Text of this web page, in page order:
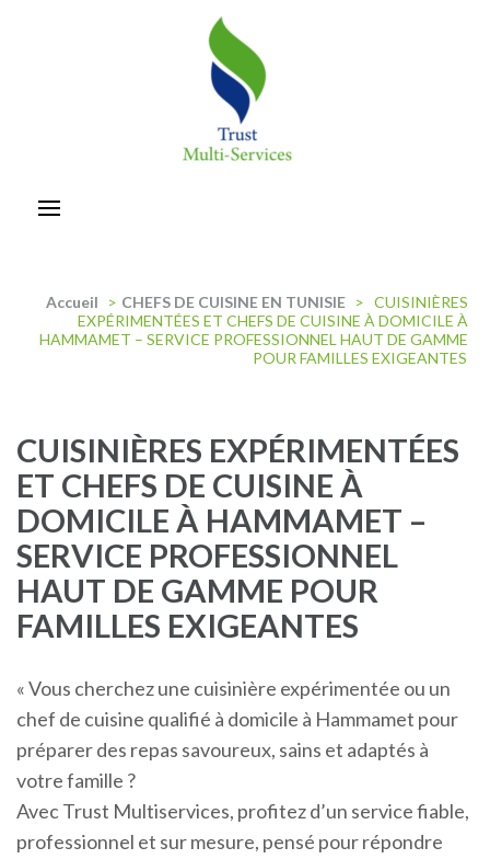
Accueil > CHEFS DE CUISINE EN TUNISIE > CUISINIÈRES
EXPÉRIMENTÉES ET CHEFS DE CUISINE À DOMICILE À
HAMMAMET – SERVICE PROFESSIONNEL HAUT DE GAMME
POUR FAMILLES EXIGEANTES
CUISINIÈRES EXPÉRIMENTÉES
ET CHEFS DE CUISINE À
DOMICILE À HAMMAMET –
SERVICE PROFESSIONNEL
HAUT DE GAMME POUR
FAMILLES EXIGEANTES
« Vous cherchez une cuisinière expérimentée ou un
chef de cuisine qualifié à domicile à Hammamet pour
préparer des repas savoureux, sains et adaptés à
votre famille ?
Avec Trust Multiservices, profitez d’un service fiable,
professionnel et sur mesure, pensé pour répondre